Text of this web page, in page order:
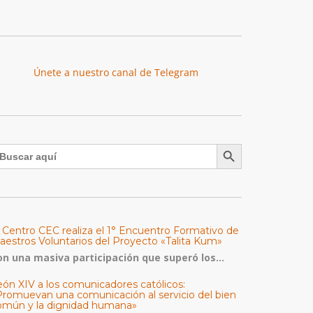
Únete a nuestro canal de Telegram
Botón de búsqueda
Centro CEC realiza el 1° Encuentro Formativo de
Voluntarios del Proyecto «Talita Kum»
una masiva participación que superó los...
XIV a los comunicadores católicos:
una comunicación al servicio del bien
y la dignidad humana»